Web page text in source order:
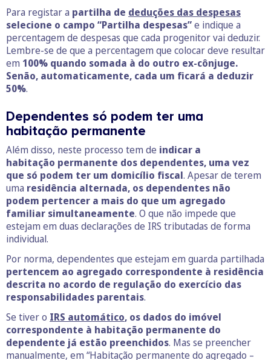
Para registar a partilha de deduções das despesas
selecione o campo “Partilha despesas”e indique a
percentagem de despesas que cada progenitor vai deduzir.
Lembre-se de que a percentagem que colocar deve resultar
em 100% quando somada à do outro ex-cônjuge.
Senão, automaticamente, cada um ficará a deduzir
50%.
Dependentes só podem ter uma
habitação permanente
Além disso, neste processo tem de indicar a
habitação permanente dos dependentes, uma vez
que só podem ter um domicílio fiscal. Apesar de terem
uma residência alternada, os dependentes não
podem pertencer a mais do que um agregado
familiar simultaneamente. O que não impede que
estejam em duas declarações de IRS tributadas de forma
individual.
Por norma, dependentes que estejam em guarda partilhada
pertencem ao agregado correspondente à residência
descrita no acordo de regulação do exercício das
responsabilidades parentais.
Se tiver o IRS automático, os dados do imóvel
correspondente à habitação permanente do
dependente já estão preenchidos. Mas se preencher
manualmente, em “Habitação permanente do agregado –